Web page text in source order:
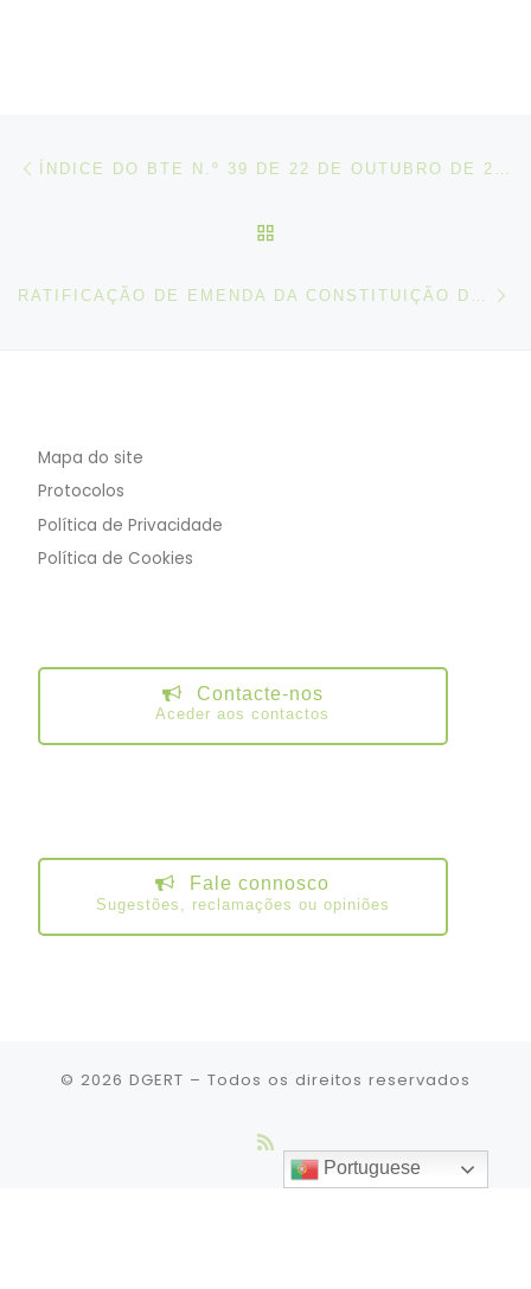
Post navigation
Mapa do site
Protocolos
Política de Privacidade
Política de Cookies
Contacte-nos
Aceder aos contactos
Fale connosco
Sugestões, reclamações ou opiniões
© 2026 DGERT – Todos os direitos reservados
Portuguese